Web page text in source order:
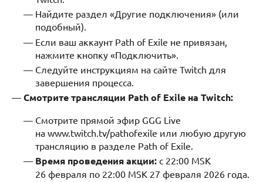
Найдите раздел «Другие подключения» (или
подобный).
Если ваш аккаунт Path of Exile не привязан,
нажмите кнопку «Подключить».
Следуйте инструкциям на сайте Twitch для
завершения процесса.
Смотрите трансляции Path of Exile на Twitch:
Смотрите прямой эфир GGG Live
на www.twitch.tv/pathofexile или любую другую
трансляцию в разделе Path of Exile.
Время проведения акции: с 22:00 MSK
26 февраля по 22:00 MSK 27 февраля 2026 года.